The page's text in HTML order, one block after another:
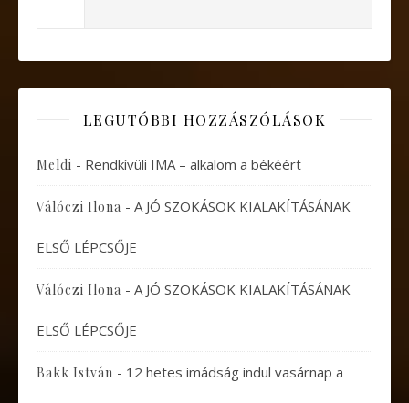
LEGUTÓBBI HOZZÁSZÓLÁSOK
Meldi - Rendkívüli IMA – alkalom a békéért
Válóczi Ilona - A JÓ SZOKÁSOK KIALAKÍTÁSÁNAK
ELSŐ LÉPCSŐJE
Válóczi Ilona - A JÓ SZOKÁSOK KIALAKÍTÁSÁNAK
ELSŐ LÉPCSŐJE
Bakk István - 12 hetes imádság indul vasárnap a